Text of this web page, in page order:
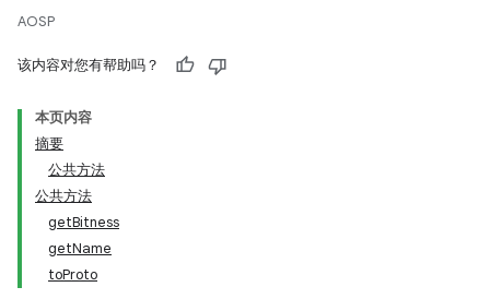
AOSP
该内容对您有帮助吗？
本页内容
摘要
公共方法
公共方法
getBitness
getName
toProto